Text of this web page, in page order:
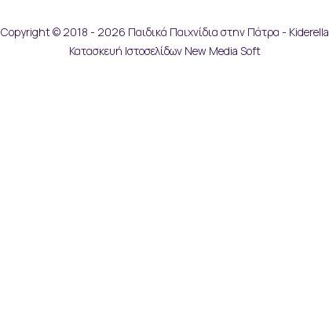
Copyright © 2018 - 2026 Παιδικά Παιχνίδια στην Πάτρα - Kiderella
Κατασκευή Ιστοσελίδων New Media Soft